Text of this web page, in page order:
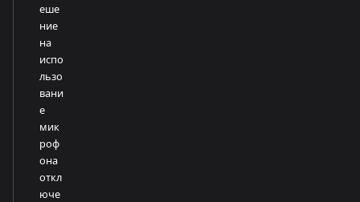
еше
ние
на
испо
льзо
вани
е
мик
роф
она
откл
юче